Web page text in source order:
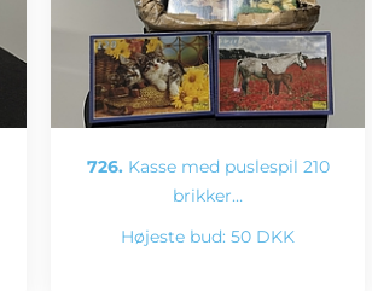
726. Kasse med puslespil 210
brikker…
Højeste bud: 50 DKK